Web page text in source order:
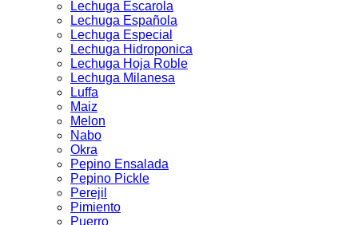
Lechuga Escarola
Lechuga Española
Lechuga Especial
Lechuga Hidroponica
Lechuga Hoja Roble
Lechuga Milanesa
Luffa
Maiz
Melon
Nabo
Okra
Pepino Ensalada
Pepino Pickle
Perejil
Pimiento
Puerro